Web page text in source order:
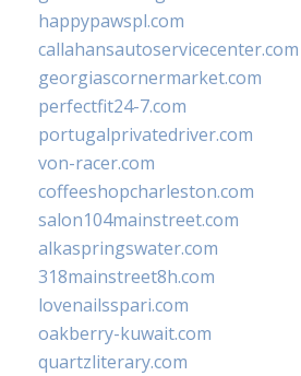
happypawspl.com
callahansautoservicecenter.com
georgiascornermarket.com
perfectfit24-7.com
portugalprivatedriver.com
von-racer.com
coffeeshopcharleston.com
salon104mainstreet.com
alkaspringswater.com
318mainstreet8h.com
lovenailsspari.com
oakberry-kuwait.com
quartzliterary.com